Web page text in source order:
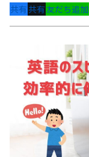
共有共有友だち追加